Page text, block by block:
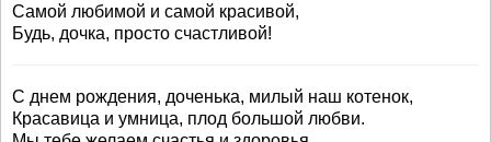
Самой любимой и самой красивой,
Будь, дочка, просто счастливой!
C днем рождения, доченька, милый наш котенок,
Красавица и умница, плод большой любви.